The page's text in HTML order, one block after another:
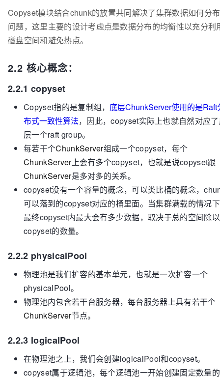
Copyset模块结合chunk的放置共同解决了集群数据如何分
问题，这里主要的设计考虑点是数据分布的均衡性以充分利
磁盘空间和避免热点。
2.2 核心概念：
2.2.1 copyset
Copyset指的是复制组， 底层ChunkServer使用的是Raft
布式一致性算法，因此，copyset实际上也就自然对应
层一个raft group。
每若干个ChunkServer组成一个copyset，每个
ChunkServer上会有多个copyset，也就是说copyset跟
ChunkServer是多对多的关系。
copyset没有一个容量的概念，可以类比桶的概念，
可以落到的copyset对应的桶里面。当集群满载的情况
最终copyset内最大会有多少数据，取决于总的空间除以
copyset的数量。
2.2.2 physicalPool
物理池是我们扩容的基本单元，也就是一次扩容一个
physicalPool。
物理池内包含若干台服务器，每台服务器上具有若干个
ChunkServer节点。
2.2.3 logicalPool
在物理池之上，我们会创建logicalPool和copyset。
copyset属于逻辑池，每个逻辑池一开始创建固定数量的